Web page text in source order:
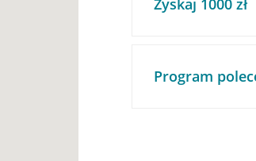
Zyskaj 1000 zł
Program